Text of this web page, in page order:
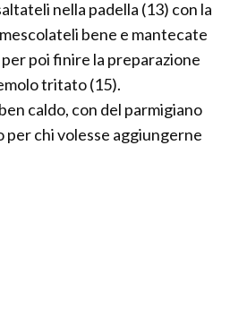
nella padella (13) con la
bene e mantecate
poi finire la preparazione
tritato (15).
caldo, con del parmigiano
per chi volesse aggiungerne